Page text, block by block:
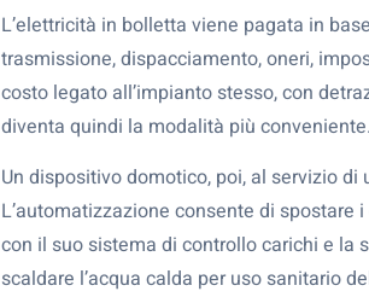
L’elettricità in bolletta viene pagata in
trasmissione, dispacciamento, oneri,
costo legato all’impianto stesso, con
diventa quindi la modalità più conveniente.
Un dispositivo domotico, poi, al servizio
L’automatizzazione consente di
con il suo sistema di controllo carichi e
scaldare l’acqua calda per uso sanitario